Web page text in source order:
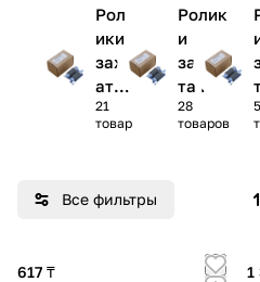
Рол
ики
захв
ата
Can
on
21
товар
Ролик
и
захва
та HP
28
товаров
5
Все фильтры
617 ₸
1